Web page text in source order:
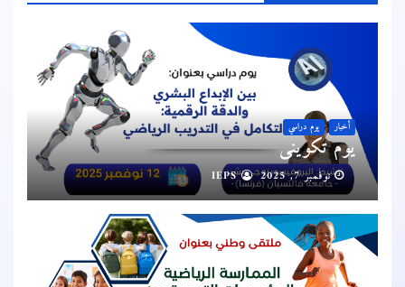
أخبار يوم دراسي
يوم تكويني
نوفمبر 7, 2025 IEPS